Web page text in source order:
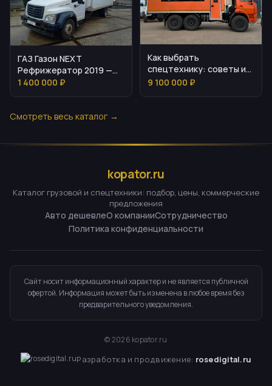
ГАЗ Газон NEXT
Рефрижератор 2019 —
обзор и состояние
1 400 000 ₽
Как выбрать
спецтехнику: советы и
сравнение моделей
9 100 000 ₽
Смотреть весь каталог →
kopator.ru
Каталог грузовой и спецтехники: подбор, цены, коммерческие
предложения
Авто дешевлеО компанииСотрудничество
Политика конфиденциальности
Сайт носит информационный характер и не является публичной
офертой. Информация может быть изменена в любое время без
предварительного уведомления.
©2026 kopator.ru
Разработка и продвижение: rosedigital.ru